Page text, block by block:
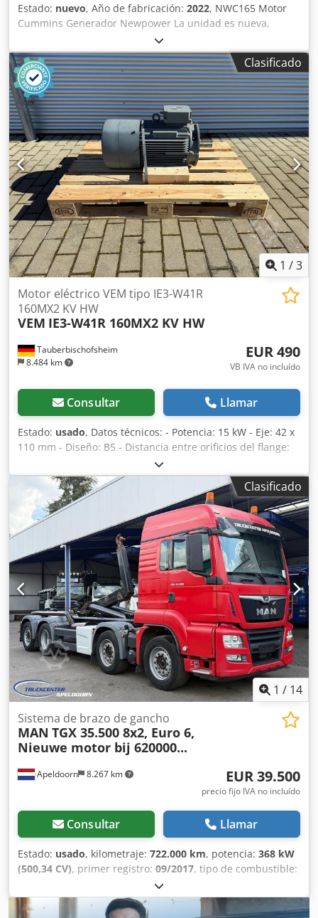
Estado: nuevo, Año de fabricación: 2022, NWC165 Motor
Cummins Generador Newpower La unidad es nueva,
completa con controles, tanque de diesel, escape y
baterías. Especificaciones técnicas Motor: Cummins
6BTAA5.9-G12, 6 cilindros, refrigerado por agua
Generador:Leroy Somer Potencia continua: 120 kW / 150
kVA Potencia máxima: 132 kW / 165 kVA Conexión:
disyuntor 4P, (enchufes opcionales, interruptor de
transferencia automática opcional..) Frecuencia: 50Hz
Dcedeh U Nyrjpfx Afmek Voltaje: 400/230V RPM: 1500 rpm.
Depósito de gasóleo: 8-10 horas de funcionamiento
Dimensiones (LxAnxAl): 3100x 1100x1745mm Peso: 1700 kg
Monitoreo de red, insonorizado costes adicionales;
Contador automático de transferencias: 980€ Envío: - El
transporte mundial, incluida la descarga, es posible por
un cargo adicional - Para poder dar un precio de flete
exacto, por favor envíeme una consulta con sus datos y su
Clasificado
1 /3
Tauberbischofsheim
8.484 km
Motor eléctrico VEM tipo IE3-W41R
160MX2 KV HW
VEM IE3-W41R 160MX2 KV HW
EUR 490
VB IVA no incluído
Consultar Llamar
Estado: usado, Datos técnicos: - Potencia: 15 kW - Eje: 42 x
110 mm - Diseño: B5 - Distancia entre orificios del flange:
aproximadamente 270 mm Dsdpezrxt Refx Afmjck
Clasificado
1 / 14
Apeldoorn 8.267 km
Sistema de brazo de gancho
MAN TGX 35.500 8x2, Euro 6,
Nieuwe motor bij 620000...
EUR 39.500
precio fijo IVA no incluído
Consultar Llamar
Estado: usado, kilometraje: 722.000 km, potencia: 368 kW
(500,34 CV), primer registro: 09/2017, tipo de combustible:
, configuración de ejes:8x2
6.670 mm, combustible:diésel, color:otro, cabina del
conductor:
cabina dormitorio
, tipo de engranaje: